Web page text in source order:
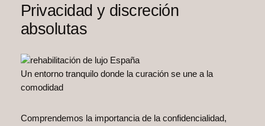
Privacidad y discreción
absolutas
Comprendemos la importancia de la confidencialidad,
Un entorno tranquilo donde la curación se une a la
comodidad